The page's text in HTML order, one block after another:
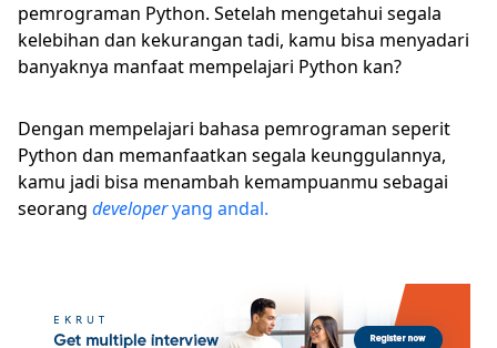
pemrograman Python. Setelah mengetahui segala
kelebihan dan kekurangan tadi, kamu bisa menyadari
banyaknya manfaat mempelajari Python kan?
Dengan mempelajari bahasa pemrograman seperit
Python dan memanfaatkan segala keunggulannya,
kamu jadi bisa menambah kemampuanmu sebagai
seorang developeryang andal.